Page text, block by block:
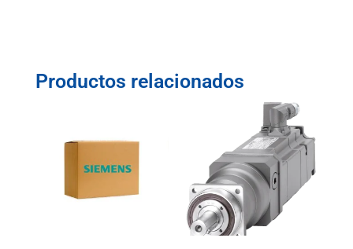
Productos relacionados